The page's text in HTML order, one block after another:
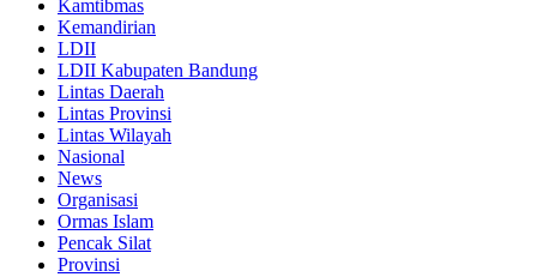
Kamtibmas
Kemandirian
LDII
LDII Kabupaten Bandung
Lintas Daerah
Lintas Provinsi
Lintas Wilayah
Nasional
News
Organisasi
Ormas Islam
Pencak Silat
Provinsi